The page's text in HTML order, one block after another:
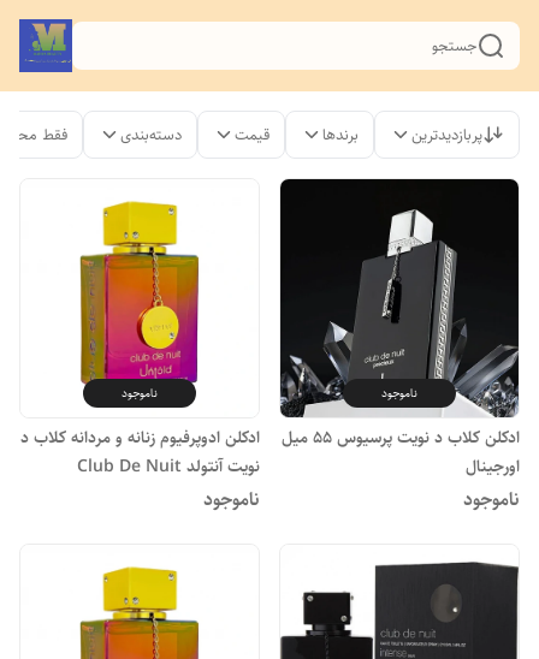
جستجو
پربازدیدترین برندها قیمت دسته‌بندی فقط
ناموجود
ادکلن کلاب د نویت پرسیوس ۵۵ میل
اورجینال
ناموجود
ناموجود
ادکلن ادوپرفیوم زنانه و مردانه کلاب د
نویت آنتولد Club De Nuit
Untold حجم 105 میلی‌لیتر
ناموجود